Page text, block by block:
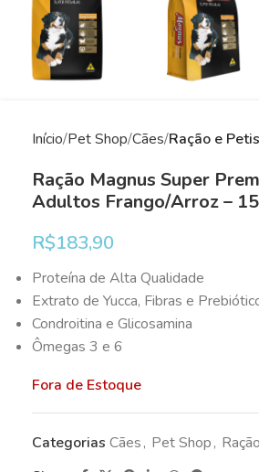
Início Pet Shop Cães Ração e
Ração Magnus Super
Adultos Frango/Arroz –
R$183,90
Proteína de Alta Qualidade
Extrato de Yucca, Fibras e
Condroitina e Glicosamina
Ômegas 3 e 6
Fora de Estoque
Categorias Cães, Pet Shop,